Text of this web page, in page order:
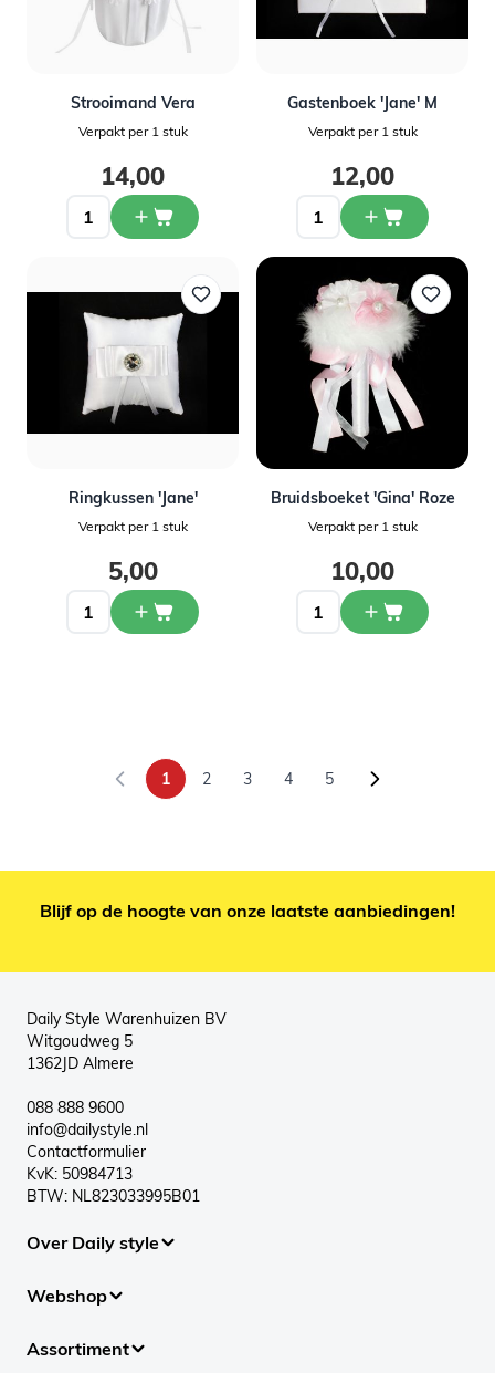
Strooimand Vera
Verpakt per 1 stuk
14,00
Gastenboek 'Jane' M
Verpakt per 1 stuk
12,00
Ringkussen 'Jane'
Verpakt per 1 stuk
5,00
Bruidsboeket 'Gina' Roze
Verpakt per 1 stuk
10,00
U lees momenteel pagina
1 Pagina
2 Pagina
3 Pagina
4 Pagina
5
Blijf op de hoogte van onze laatste aanbiedingen!
Daily Style Warenhuizen BV
Witgoudweg 5
1362JD Almere
088 888 9600
info@dailystyle.nl
Contactformulier
KvK: 50984713
BTW: NL823033995B01
Over Daily style
Webshop
Assortiment